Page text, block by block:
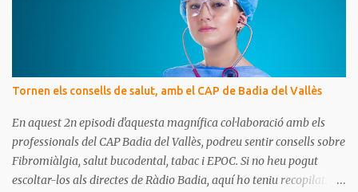
Tornen els consells de salut, amb el CAP de Badia del Vallès
En aquest 2n episodi d'aquesta magnífica col·laboració amb els
professionals del CAP Badia del Vallès, podreu sentir consells sobre
Fibromiàlgia, salut bucodental, tabac i EPOC. Si no heu pogut
escoltar-los als directes de Ràdio Badia, aquí ho teniu recopilat.